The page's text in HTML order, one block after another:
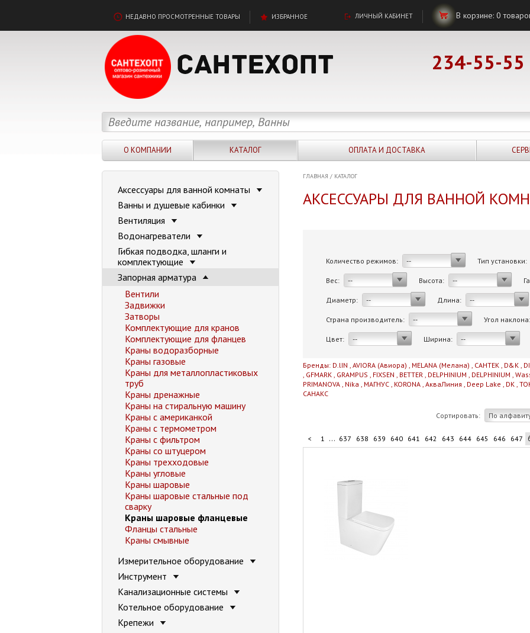
НЕДАВНО ПРОСМОТРЕННЫЕ ТОВАРЫ ИЗБРАННОЕ ЛИЧНЫЙ КАБИНЕТ В корзине: 0
234-55-55
О КОМПАНИИ КАТАЛОГ ОПЛАТА И ДОСТАВКА
ГЛАВНАЯ / КАТАЛОГ
АКСЕССУАРЫ ДЛЯ ВАННОЙ
Количество режимов:
-- Тип установки:
Вес: -- Высота: --
Диаметр: -- Длина: --
Страна производитель: -- Угол наклона:
Цвет: -- Ширина: --
Бренды: D.lIN , AVIORA (Авиора) , MELANA (Мелана) , САНТЕК , D&K ,
, GFMARK , GRAMPUS , FIXSEN , BETTER , DELPHINIUM , DELPHINIUM ,
PRIMANOVA , Nika , МАГНУС , KORONA , АкваЛиния , Deep Lake , DK ,
САНАКС
Сортировать: По
< 1 ... 637 638 639 640 641 642 643 644 645 646 647
Аксессуары для ванной комнаты
Ванны и душевые кабинки
Вентиляция
Водонагреватели
Гибкая подводка, шланги и
комплектующие
Запорная арматура
Вентили
Задвижки
Затворы
Комплектующие для кранов
Комплектующие для фланцев
Краны водоразборные
Краны газовые
Краны для металлопластиковых
труб
Краны дренажные
Краны на стиральную машину
Краны с американкой
Краны с термометром
Краны с фильтром
Краны со штуцером
Краны трехходовые
Краны угловые
Краны шаровые
Краны шаровые стальные под
сварку
Краны шаровые фланцевые
Фланцы стальные
Краны смывные
Измерительное оборудование
Инструмент
Канализационные системы
Котельное оборудование
Крепежи